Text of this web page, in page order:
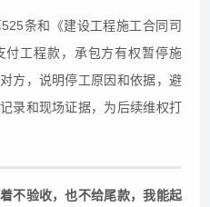
条和《建设工程施工合同司
付工程款，承包方有权暂停施
方，说明停工原因和依据，避
录和现场证据，为后续维权打
不验收，也不给尾款，我能起